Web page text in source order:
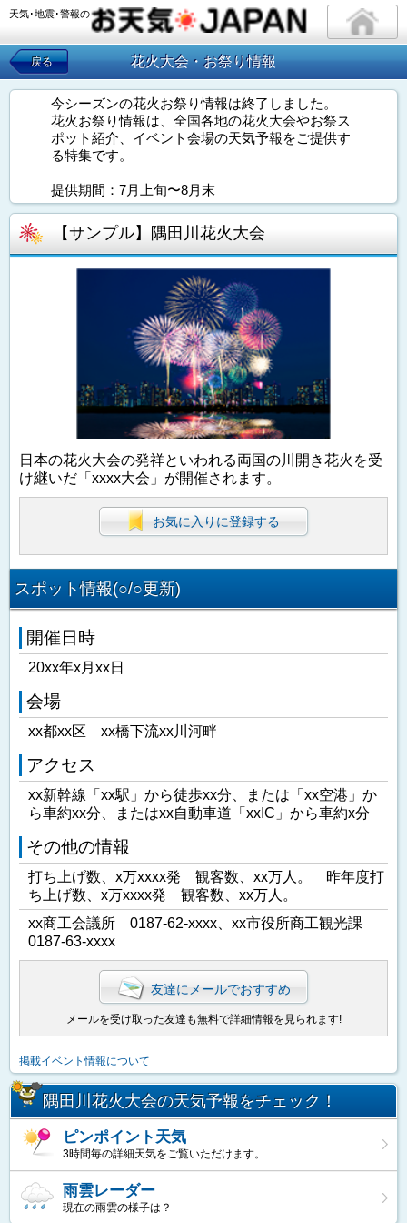
天気･地震･警報の
戻る 花火大会・お祭り情報
今シーズンの花火お祭り情報は終了しました。
花火お祭り情報は、全国各地の花火大会やお祭ス
ポット紹介、イベント会場の天気予報をご提供す
る特集です。
提供期間：7月上旬〜8月末
【サンプル】隅田川花火大会
日本の花火大会の発祥といわれる両国の川開き花火を受
け継いだ「xxxx大会」が開催されます。
お気に入りに登録する
スポット情報(○/○更新)
開催日時
20xx年x月xx日
会場
xx都xx区 xx橋下流xx川河畔
アクセス
xx新幹線「xx駅」から徒歩xx分、または「xx空港」か
ら車約xx分、またはxx自動車道「xxIC」から車約x分
その他の情報
打ち上げ数、x万xxxx発 観客数、xx万人。 昨年度打
ち上げ数、x万xxxx発 観客数、xx万人。
xx商工会議所 0187-62-xxxx、xx市役所商工観光課
0187-63-xxxx
友達にメールでおすすめ
メールを受け取った友達も無料で詳細情報を見られます!
掲載イベント情報について
隅田川花火大会の天気予報をチェック！
ピンポイント天気
3時間毎の詳細天気をご覧いただけます。
雨雲レーダー
現在の雨雲の様子は？